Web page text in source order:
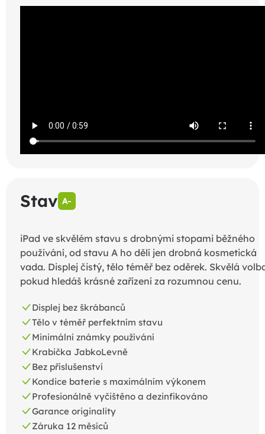
Stav A-
iPad ve skvělém stavu s drobnými stopami běžného
používání, od stavu A ho dělí jen drobná kosmetická
vada. Displej čistý, tělo téměř bez oděrek. Skvělá
pokud hledáš krásné zařízení za rozumnou cenu.
Displej bez škrábanců
Tělo v téměř perfektním stavu
Minimální známky používání
Krabička JabkoLevně
Bez příslušenství
Kondice baterie s maximálním výkonem
Profesionálně vyčištěno a dezinfikováno
Garance originality
Záruka 12 měsíců